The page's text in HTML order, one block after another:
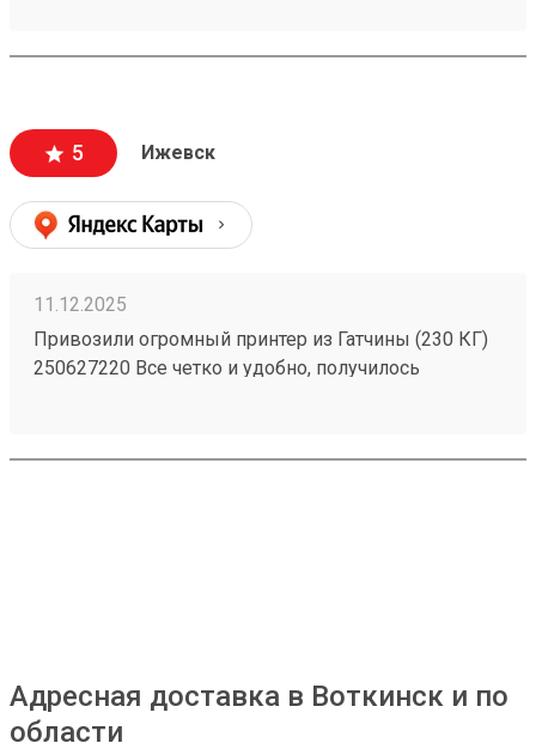
(250627220)
5 Ижевск
11.12.2025
Привозили огромный принтер из Гатчины (230 КГ)
250627220 Все четко и удобно, получилось
Адресная доставка в Воткинск и по
области